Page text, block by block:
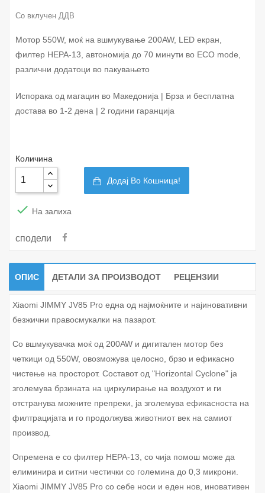
Со вклучен ДДВ
Мотор 550W, моќ на вшмукување 200AW, LED екран,
филтер HEPA-13, автономија до 70 минути во ECO mode,
различни додатоци во пакувањето
Испорака од магацин во Македонија | Брза и бесплатна
достава во 1-2 дена | 2 години гаранција
Количина
Додај Во Кошница!
 На залиха
сподели
ОПИС ДЕТАЛИ ЗА ПРОИЗВОДОТ РЕЦЕНЗИИ
Xiaomi JIMMY JV85 Pro една од најмоќните и најиновативни
безжични правосмукалки на пазарот.
Со вшмукувачка моќ од 200AW и дигитален мотор без
четкици од 550W, овозможува целосно, брзо и ефикасно
чистење на просторот. Составот од "Horizontal Cyclone" ја
зголемува брзината на циркулирање на воздухот и ги
отстранува можните препреки, ја зголемува ефикасноста на
филтрацијата и го продолжува животниот век на самиот
производ.
Опремена е со филтер HEPA-13, со чија помош може да
елиминира и ситни честички со големина до 0,3 микрони.
Xiaomi JIMMY JV85 Pro со себе носи и еден нов, иновативен